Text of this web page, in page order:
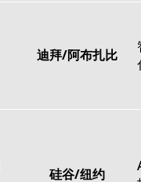
迪拜/阿布扎比
硅谷/纽约